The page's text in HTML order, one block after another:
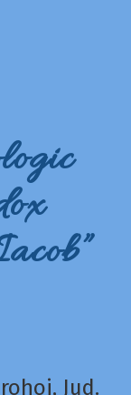
Jud.